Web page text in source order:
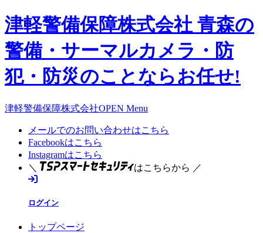
津軽警備保障株式会社 青森の
警備・サーマルカメラ・防
犯・防災のことならお任せ!
津軽警備保障株式会社OPEN Menu
メールでのお問い合わせはこちら
Facebookはこちら
Instagramはこちら
＼
はこちらから ／
ログイン
トップページ